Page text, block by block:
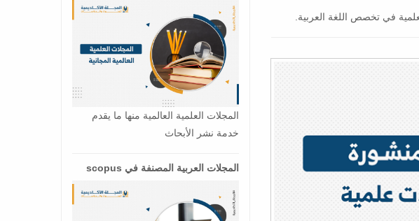
في تخصص اللغة العربية.
المجلات العلمية العالمية منها ما يقدم
خدمة نشر الأبحاث
المجلات العربية المصنفة في scopus